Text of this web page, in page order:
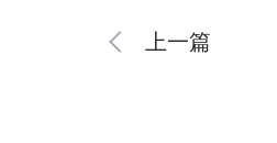
上一篇